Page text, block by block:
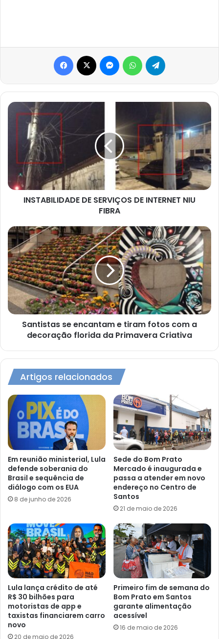
Facebook MessengerWhatsApp
INSTABILIDADE
SERVIÇOS
INTERNET
FIBRA
INSTABILIDADE DE SERVIÇOS DE INTERNET NIU
FIBRA
Santistas
se
encantam
e
tiram
fotos
com
a
decoração
florida
Criativa
Santistas se encantam e tiram fotos com a
decoração florida da Primavera Criativa
Artigos relacionados
Em reunião ministerial, Lula
defende soberania do
Brasil e sequência de
diálogo com os EUA
8 de junho de 2026
Sede do Bom Prato
Mercado é inaugurada e
passa a atender em novo
endereço no Centro de
Santos
21 de maio de 2026
Lula lança crédito de até
R$ 30 bilhões para
motoristas de app e
taxistas financiarem carro
novo
20 de maio de 2026
Primeiro fim de semana do
Bom Prato em Santos
garante alimentação
acessível
16 de maio de 2026